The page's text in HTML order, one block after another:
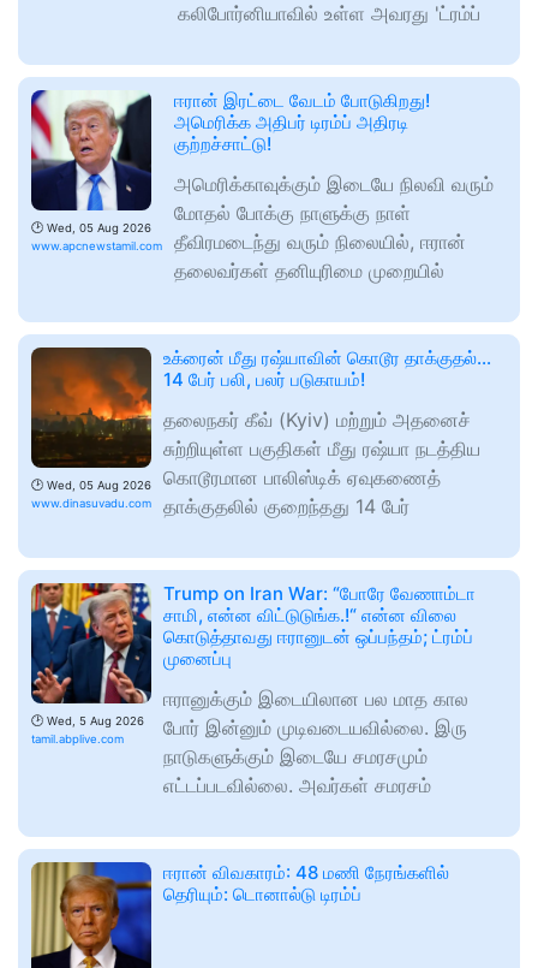
கலிபோர்னியாவில் உள்ள அவரது 'ட்ரம்ப்
🕑 Wed, 05 Aug 2026
www.apcnewstamil.com
ஈரான் இரட்டை வேடம் போடுகிறது!
அமெரிக்க அதிபர் டிரம்ப் அதிரடி
குற்றச்சாட்டு!​
அமெரிக்காவுக்கும் இடையே நிலவி வரும்
மோதல் போக்கு நாளுக்கு நாள்
தீவிரமடைந்து வரும் நிலையில், ஈரான்
தலைவர்கள் தனியுரிமை முறையில்
🕑 Wed, 05 Aug 2026
www.dinasuvadu.com
உக்ரைன் மீது ரஷ்யாவின் கொடூர தாக்குதல்...
14 பேர் பலி, பலர் படுகாயம்!
தலைநகர் கீவ் (Kyiv) மற்றும் அதனைச்
சுற்றியுள்ள பகுதிகள் மீது ரஷ்யா நடத்திய
கொடூரமான பாலிஸ்டிக் ஏவுகணைத்
தாக்குதலில் குறைந்தது 14 பேர்
🕑 Wed, 5 Aug 2026
tamil.abplive.com
Trump on Iran War: “போரே வேணாம்டா
சாமி, என்ன விட்டுடுங்க.!“ என்ன விலை
கொடுத்தாவது ஈரானுடன் ஒப்பந்தம்; ட்ரம்ப்
முனைப்பு
ஈரானுக்கும் இடையிலான பல மாத கால
போர் இன்னும் முடிவடையவில்லை. இரு
நாடுகளுக்கும் இடையே சமரசமும்
எட்டப்படவில்லை. அவர்கள் சமரசம்
ஈரான் விவகாரம்: 48 மணி நேரங்களில்
தெரியும்: டொனால்டு டிரம்ப்